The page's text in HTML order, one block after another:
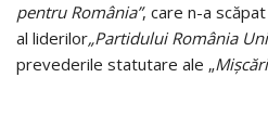
pentru România”, care n-a
al liderilor„Partidului România
prevederile statutare ale „